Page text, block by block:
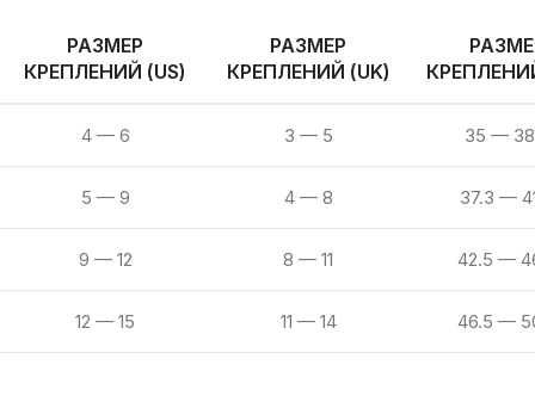
РАЗМЕР
КРЕПЛЕНИЙ (US)
РАЗМЕР
КРЕПЛЕНИЙ (UK)
4 — 6 3 — 5 35 —
5 — 9 4 — 8 37.3 —
9 — 12 8 — 11 42.5 —
12 — 15 11 — 14 46.5 —